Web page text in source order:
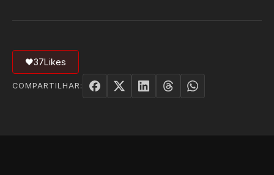
🖤37Likes
COMPARTILHAR: